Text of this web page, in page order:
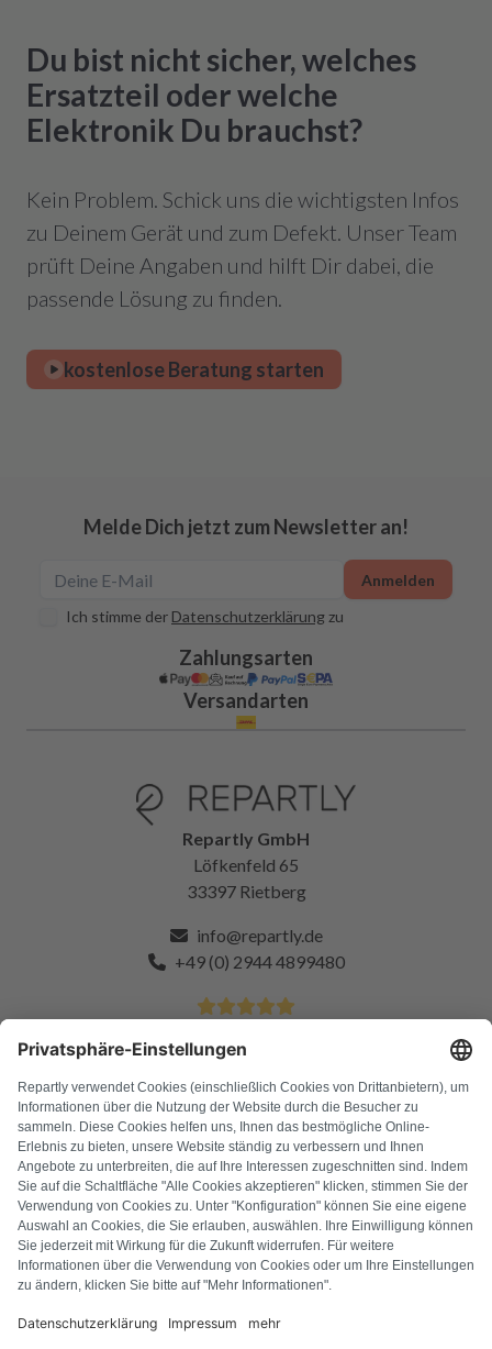
Du bist nicht sicher, welches
Ersatzteil oder welche
Elektronik Du brauchst?
Kein Problem. Schick uns die wichtigsten Infos
zu Deinem Gerät und zum Defekt. Unser Team
prüft Deine Angaben und hilft Dir dabei, die
passende Lösung zu finden.
kostenlose Beratung starten
Melde Dich jetzt zum Newsletter an!
Ich stimme der Datenschutzerklärung zu
Anmelden
Zahlungsarten
Versandarten
Repartly GmbH
Löfkenfeld 65
33397 Rietberg
info@repartly.de
+49 (0) 2944 4899480
FAQ
Alle Fehlercodes
Über uns
Presse
Impressum